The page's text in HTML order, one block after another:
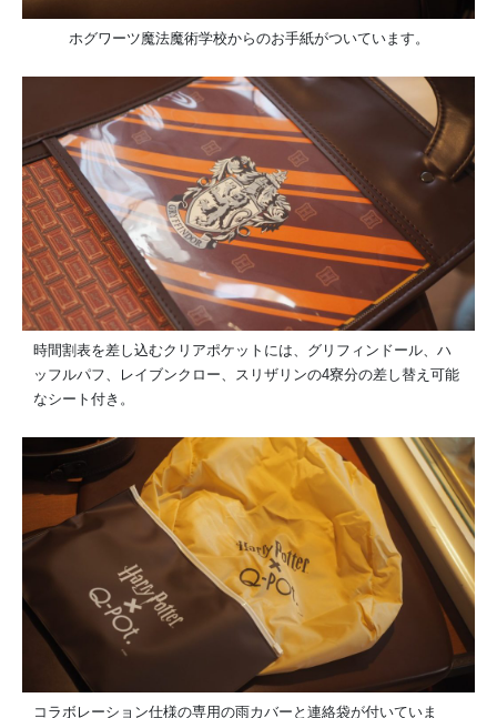
ホグワーツ魔法魔術学校からのお手紙がついています。
時間割表を差し込むクリアポケットには、グリフィンドール、ハ
ッフルパフ、レイブンクロー、スリザリンの4寮分の差し替え可能
なシート付き。
コラボレーション仕様の専用の雨カバーと連絡袋が付いていま